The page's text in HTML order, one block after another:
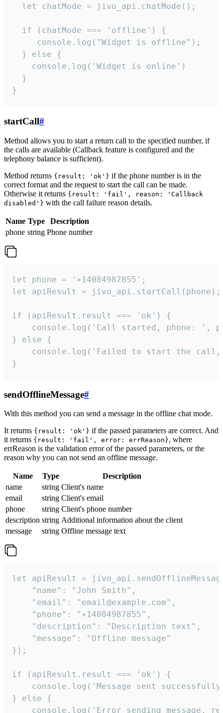
  let chatMode = jivo_api.chatMode();
  if (chatMode === 'offline') {
     console.log("Widget is offline");
  } else {
    console.log('Widget is online')
  }
}
startCall#
Method allows you to start a return call to the specified number, if
the calls are available (Callback feature is configured and the
telephony balance is sufficient).
Method returns {result: 'ok'} if the phone number is in the
correct format and the request to start the call can be made.
Otherwise it returns {result: 'fail', reason: 'Callback
disabled'} with the call failure reason details.
Name Type
Description
phone string Phone number
let phone = '+14084987855';
let apiResult = jivo_api.startCall(phone);
if (apiResult.result === 'ok') {
console.log('Call started, phone: ',
} else {
console.log('Failed to start the
}
sendOfflineMessage#
With this method you can send a message in the offline chat mode.
It returns {result: 'ok'} if the passed parameters are correct. And
it returns {result: 'fail', error: errReason}, where
errReason is the validation error of the passed parameters, or the
reason why you can not send an offline message.
Name Type
Description
name
string Client's name
email
string Client's email
phone
string Client's phone number
description string Additional information about the client
message
string Offline message text
let apiResult =
    "name": "John Smith",
    "email": "email@example.com",
    "phone": "+14084987855",
    "description": "Description text",
    "message": "Offline message"
});
if (apiResult.result === 'ok') {
console.log('Message sent
} else {
console.log('Error sending message,